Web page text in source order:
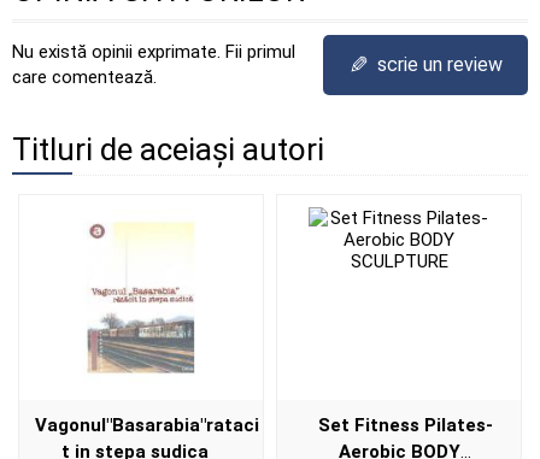
Nu există opinii exprimate. Fii primul
care comentează.
✎ scrie un review
Titluri de aceiași autori
Vagonul"Basarabia"rataci
t in stepa sudica
Set Fitness Pilates-
Aerobic BODY